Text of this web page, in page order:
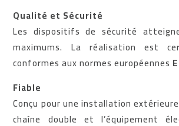
Qualité et Sécurité
Les dispositifs de sécurité
maximums. La réalisation est
conformes aux normes européennes
Fiable
Conçu pour une installation
chaîne double et l’équipement